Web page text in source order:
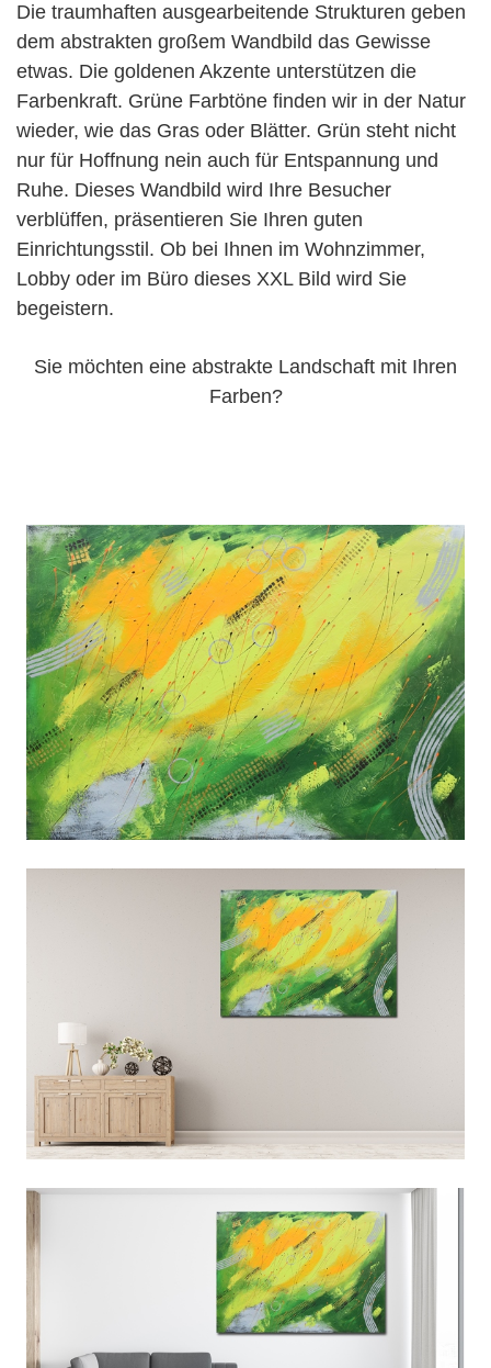
Die traumhaften ausgearbeitende Strukturen geben
dem abstrakten großem Wandbild das Gewisse
etwas. Die goldenen Akzente unterstützen die
Farbenkraft. Grüne Farbtöne finden wir in der Natur
wieder, wie das Gras oder Blätter. Grün steht nicht
nur für Hoffnung nein auch für Entspannung und
Ruhe. Dieses Wandbild wird Ihre Besucher
verblüffen, präsentieren Sie Ihren guten
Einrichtungsstil. Ob bei Ihnen im Wohnzimmer,
Lobby oder im Büro dieses XXL Bild wird Sie
begeistern.
Sie möchten eine abstrakte Landschaft mit Ihren
Farben?